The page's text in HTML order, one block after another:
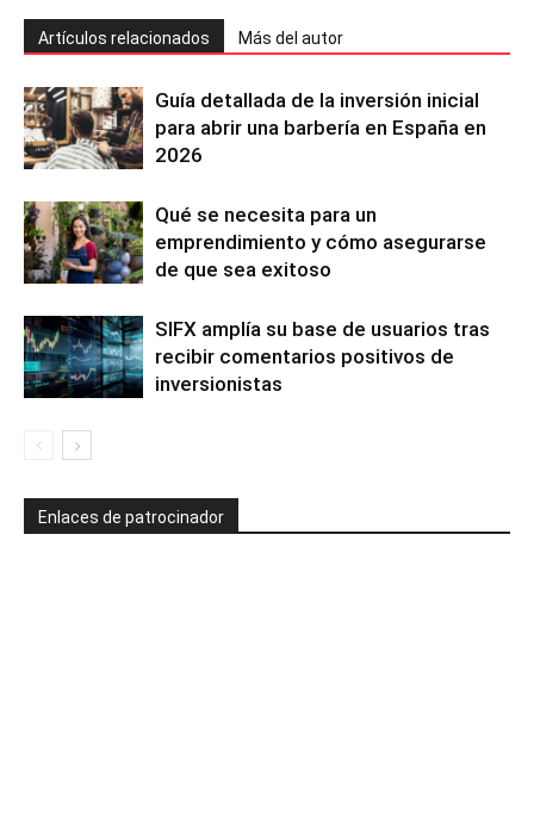
Artículos relacionados Más del autor
Guía detallada de la inversión inicial
para abrir una barbería en España en
2026
Qué se necesita para un
emprendimiento y cómo asegurarse
de que sea exitoso
SIFX amplía su base de usuarios tras
recibir comentarios positivos de
inversionistas
Enlaces de patrocinador